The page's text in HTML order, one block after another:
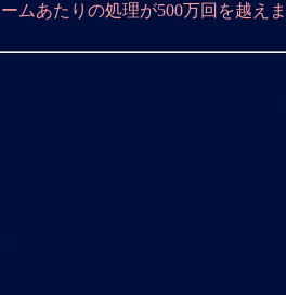
ームあたりの処理が500万回を越えま